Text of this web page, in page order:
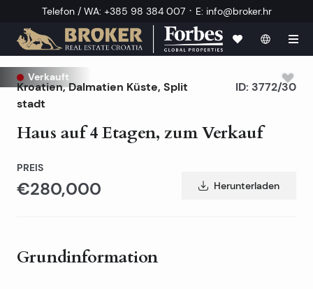
Telefon / WA: +385 98 384 007 · E: info@broker.hr
Verkauft
Kroatien,Dalmatien Küste, Split
stadt
Haus auf 4 Etagen, zum Verkauf
ID: 3772/30
PREIS
€280,000 Herunterladen
Grundinformation